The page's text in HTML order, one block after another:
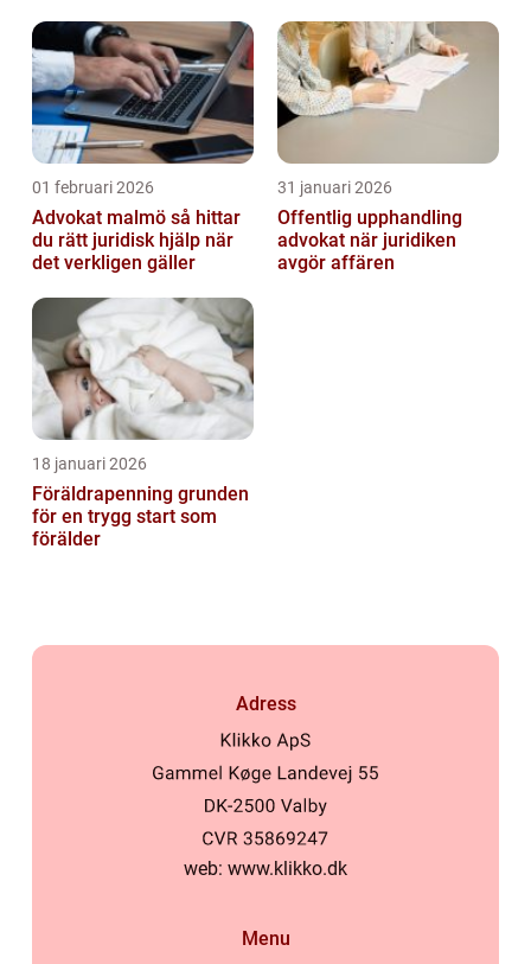
01 februari 2026
Advokat malmö så hittar
du rätt juridisk hjälp när
det verkligen gäller
31 januari 2026
Offentlig upphandling
advokat när juridiken
avgör affären
18 januari 2026
Föräldrapenning grunden
för en trygg start som
förälder
Adress
web: www.klikko.dk
Menu